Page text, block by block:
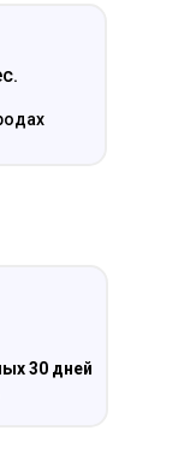
30 дней